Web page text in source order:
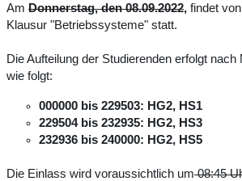
Am Donnerstag, den 08.09.2022, findet von
Klausur "Betriebssysteme" statt.
Die Aufteilung der Studierenden erfolgt
wie folgt:
000000 bis 229503: HG2, HS1
229504 bis 232935: HG2, HS3
232936 bis 240000: HG2, HS5
Die Einlass wird voraussichtlich um08:45